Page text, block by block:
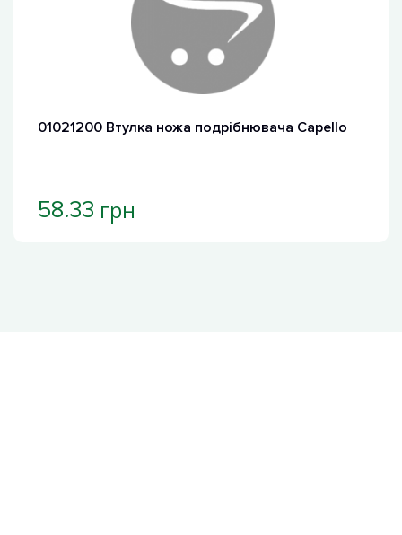
01021200 Втулка ножа подрібнювача Capello
58.33 грн